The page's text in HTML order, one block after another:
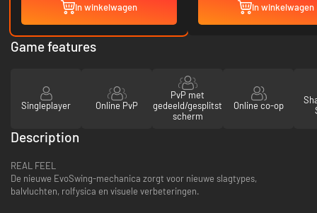
In winkelwagen In winkelwagen
Game features
Singleplayer Online PvP
PvP met
gedeeld/gesplitst
scherm
Online co-op
Description
REAL FEEL
De nieuwe EvoSwing-mechanica zorgt voor nieuwe slagtypes,
balvluchten, rolfysica en visuele verbeteringen.